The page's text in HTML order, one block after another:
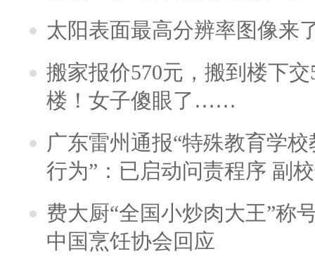
太阳表面最高分辨率图像来
搬家报价570元，搬到楼下
楼！女子傻眼了……
广东雷州通报“特殊教育学
行为”：已启动问责程序 副
费大厨“全国小炒肉大王”称
中国烹饪协会回应